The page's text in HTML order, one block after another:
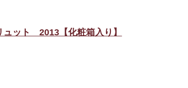
ット 2013【化粧箱入り】